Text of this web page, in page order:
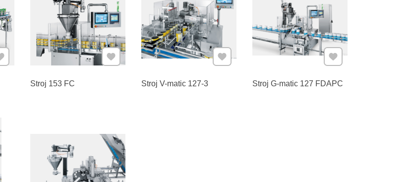
k Obľúbeným
Stroj 153 FC
Pridať k Obľúbeným
Stroj V-matic 127-3
Pridať k Obľúbeným
Stroj G-matic 127 FDAPC
Pridať k Obľúbeným